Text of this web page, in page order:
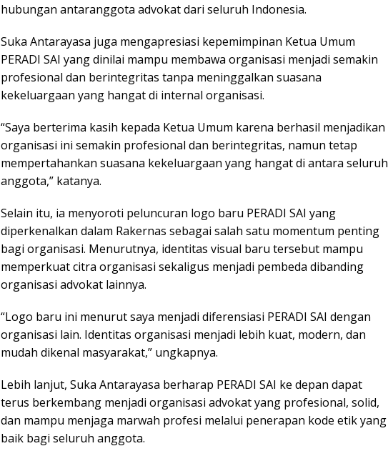
hubungan antaranggota advokat dari seluruh Indonesia.
Suka Antarayasa juga mengapresiasi kepemimpinan Ketua Umum
PERADI SAI yang dinilai mampu membawa organisasi menjadi semakin
profesional dan berintegritas tanpa meninggalkan suasana
kekeluargaan yang hangat di internal organisasi.
“Saya berterima kasih kepada Ketua Umum karena berhasil menjadikan
organisasi ini semakin profesional dan berintegritas, namun tetap
mempertahankan suasana kekeluargaan yang hangat di antara seluruh
anggota,” katanya.
Selain itu, ia menyoroti peluncuran logo baru PERADI SAI yang
diperkenalkan dalam Rakernas sebagai salah satu momentum penting
bagi organisasi. Menurutnya, identitas visual baru tersebut mampu
memperkuat citra organisasi sekaligus menjadi pembeda dibanding
organisasi advokat lainnya.
“Logo baru ini menurut saya menjadi diferensiasi PERADI SAI dengan
organisasi lain. Identitas organisasi menjadi lebih kuat, modern, dan
mudah dikenal masyarakat,” ungkapnya.
Lebih lanjut, Suka Antarayasa berharap PERADI SAI ke depan dapat
terus berkembang menjadi organisasi advokat yang profesional, solid,
dan mampu menjaga marwah profesi melalui penerapan kode etik yang
baik bagi seluruh anggota.